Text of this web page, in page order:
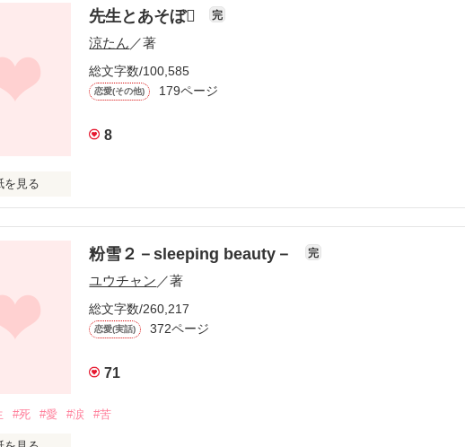
えない契約のせいで
年と一つ屋根の下生活!?
こで襲われたい？」
ドキドキしちゃうの!?
前に拒否権ないから」
コイイアイツ
先生とあそぼ 完
涼たん ／著
総文字数/100,585
恋愛(その他) 179ページ
8
を見る
もないかのように言ってのける母親――。
日からって!?
まえ、キス初めてなのか。
たな俺が相手で」
粉雪２－sleeping beauty－ 完
ユウチャン ／著
総文字数/260,217
恋愛(実話) 372ページ
71
#死 #愛 #涙 #苦